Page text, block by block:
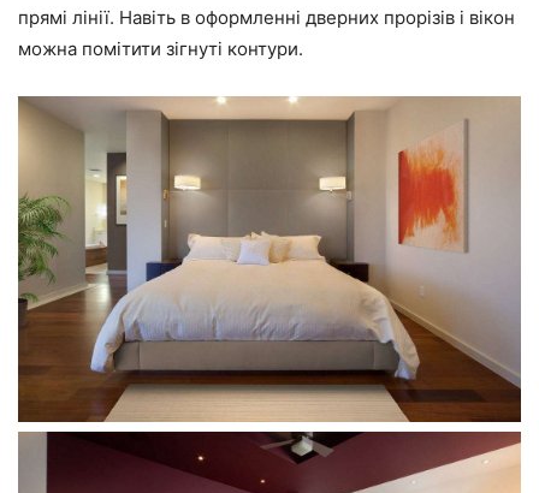
прямі лінії. Навіть в оформленні дверних прорізів і вікон
можна помітити зігнуті контури.